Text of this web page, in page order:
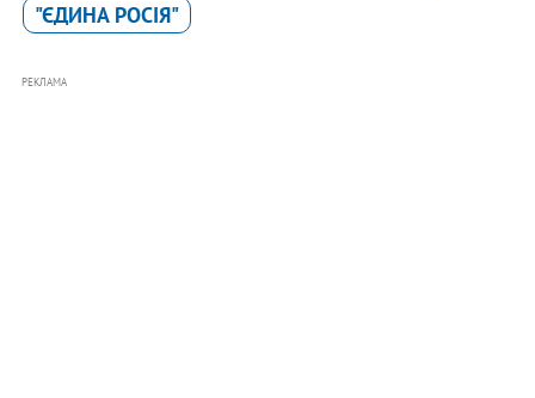
"ЄДИНА РОСІЯ"
РЕКЛАМА